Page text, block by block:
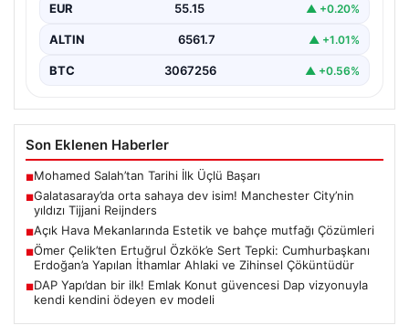
EUR 55.15 ▲ +0.20%
ALTIN 6561.7 ▲ +1.01%
BTC 3067256 ▲ +0.56%
Son Eklenen Haberler
■Mohamed Salah’tan Tarihi İlk Üçlü Başarı
■Galatasaray’da orta sahaya dev isim! Manchester City’nin
yıldızı Tijjani Reijnders
■Açık Hava Mekanlarında Estetik ve bahçe mutfağı Çözümleri
■Ömer Çelik’ten Ertuğrul Özkök’e Sert Tepki: Cumhurbaşkanı
Erdoğan’a Yapılan İthamlar Ahlaki ve Zihinsel Çöküntüdür
■DAP Yapı’dan bir ilk! Emlak Konut güvencesi Dap vizyonuyla
kendi kendini ödeyen ev modeli